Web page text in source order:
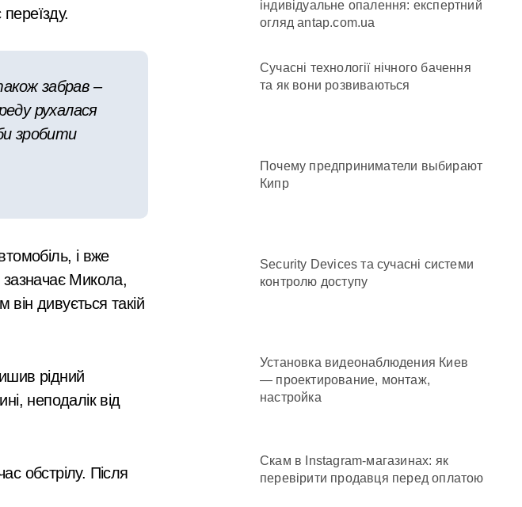
за $28 тис. і статусу «обмежено придатного» за $15 тис.
районі в екстремальних умовах
розвитку
забрав –
рухалася
зробити
і вже
зазначає Микола,
дивується такій
рідний
неподалік від
обстрілу. Після
індивідуальне опалення: експертний
огляд antap.com.ua
Сучасні технології нічного бачення
та як вони розвиваються
Почему предприниматели выбирают
Кипр
Security Devices та сучасні системи
контролю доступу
Установка видеонаблюдения Киев
— проектирование, монтаж,
настройка
Скам в Instagram-магазинах: як
перевірити продавця перед оплатою